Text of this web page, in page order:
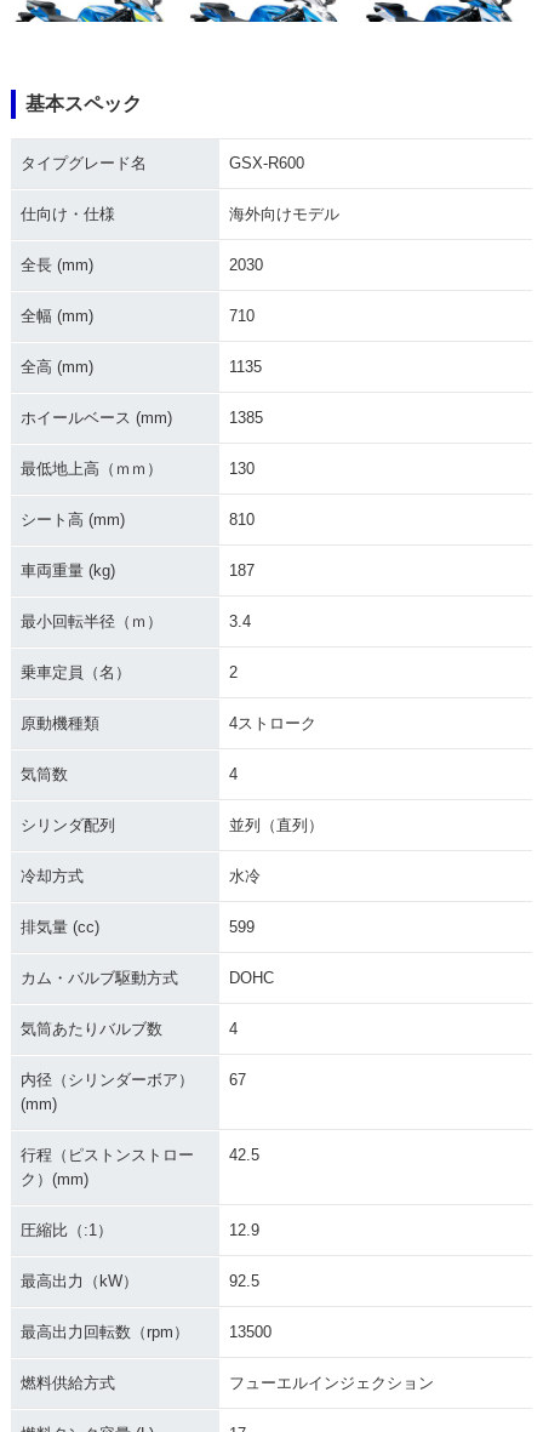
2009年 GSX-R60
0・カラーチェンジ
0・フルモデルチェ
2006年 GSX-R60
ンジ
2005年 GSX-R600
0・カラーチェンジ
0・カラーチェンジ
2000年 GSX-R60
1999年 GSX-R60
基本スペック
タイプグレード名 GSX-R600
仕向け・仕様 海外向けモデル
全長 (mm) 2030
全幅 (mm) 710
全高 (mm) 1135
ホイールベース (mm) 1385
最低地上高（ｍｍ） 130
シート高 (mm) 810
車両重量 (kg) 187
最小回転半径（ｍ） 3.4
乗車定員（名） 2
原動機種類 4ストローク
気筒数 4
シリンダ配列 並列（直列）
冷却方式 水冷
排気量 (cc) 599
カム・バルブ駆動方式 DOHC
気筒あたりバルブ数 4
内径（シリンダーボア）
(mm)
67
行程（ピストンストロー
ク）(mm)
42.5
圧縮比（:1） 12.9
最高出力（kW） 92.5
最高出力回転数（rpm） 13500
燃料供給方式 フューエルインジェクション